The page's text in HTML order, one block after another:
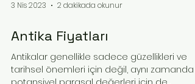
3 Nis 2023 2 dakikada okunur
Antika Fiyatları